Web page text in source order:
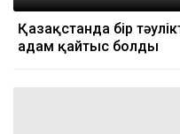
Қазақстанда бір
адам қайтыс болды